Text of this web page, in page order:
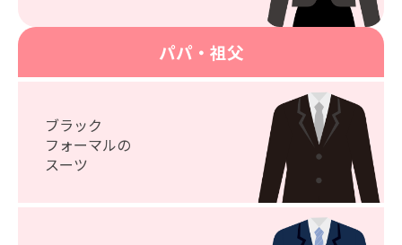
パパ・祖父
ブラック
フォーマルの
スーツ